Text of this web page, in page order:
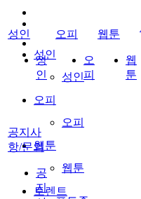
성인
성인
오피
오피
웹툰
웹툰
토렌트
성인
성
인
오피
오
피
웹툰
웹
툰
공지사
항/문의
공
지